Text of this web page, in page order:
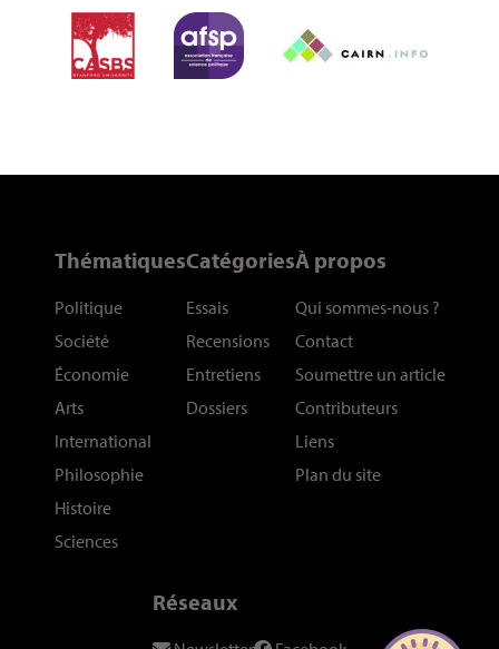
Thématiques
Politique
Société
Économie
Arts
International
Philosophie
Histoire
Sciences
Catégories
Essais
Recensions
Entretiens
Dossiers
À propos
Qui sommes-nous ?
Contact
Soumettre un article
Contributeurs
Liens
Plan du site
Réseaux